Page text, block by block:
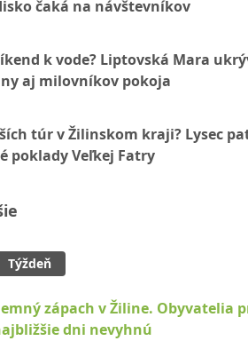
čaká na návštevníkov
k vode? Liptovská Mara
aj milovníkov pokoja
túr v Žilinskom kraji? Lysec
poklady Veľkej Fatry
Týždeň
zápach v Žiline. Obyvatelia
dni nevyhnú